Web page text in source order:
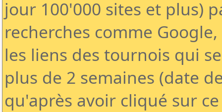
jour 100'000 sites et plus)
recherches comme
les liens des tournois qui
plus de 2 semaines (date
qu'après avoir cliqué sur